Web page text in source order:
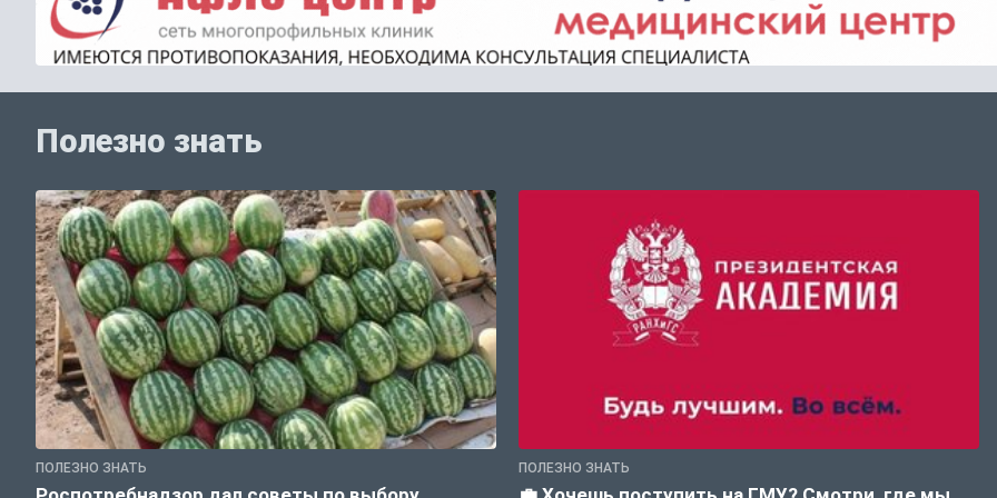
Полезно знать
ПОЛЕЗНО ЗНАТЬ ПОЛЕЗНО ЗНАТЬ